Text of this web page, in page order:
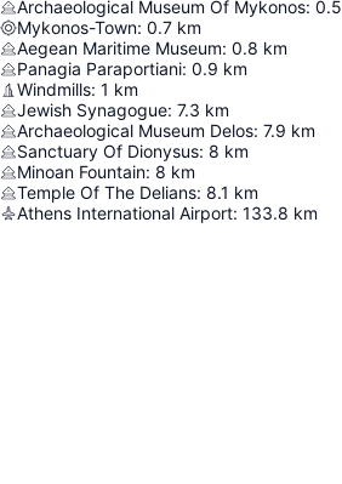
Archaeological Museum Of Mykonos: 0.5
Mykonos-Town: 0.7 km
Aegean Maritime Museum: 0.8 km
Panagia Paraportiani: 0.9 km
Windmills: 1 km
Jewish Synagogue: 7.3 km
Archaeological Museum Delos: 7.9 km
Sanctuary Of Dionysus: 8 km
Minoan Fountain: 8 km
Temple Of The Delians: 8.1 km
Athens International Airport: 133.8 km